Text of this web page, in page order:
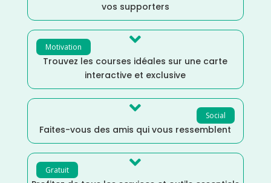
vos supporters
Motivation 
Trouvez les courses idéales sur une carte
interactive et exclusive
Social

Faites-vous des amis qui vous ressemblent
Gratuit 